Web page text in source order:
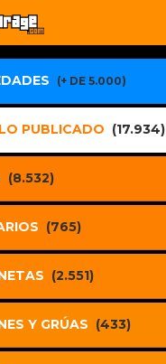
(+ DE 5.000)
PUBLICADO (17.934)
(8.532)
(765)
(2.551)
Y GRÚAS (433)